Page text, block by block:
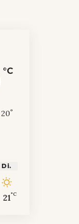
°C
20°
Di.
21°C